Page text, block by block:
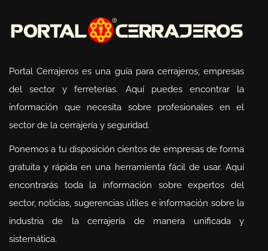
Portal Cerrajeros es una guía para cerrajeros, empresas
del sector y ferreterías. Aquí puedes encontrar la
información que necesita sobre profesionales en el
sector de la cerrajería y seguridad.
Ponemos a tu disposición cientos de empresas de forma
gratuita y rápida en una herramienta fácil de usar. Aquí
encontrarás toda la información sobre expertos del
sector, noticias, sugerencias útiles e información sobre la
industria de la cerrajería de manera unificada y
sistemática.